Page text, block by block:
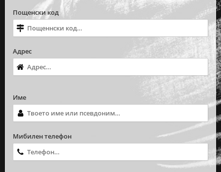
Пощенски код
Адрес
Име
Мибилен телефон